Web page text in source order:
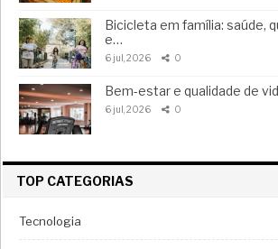
Bicicleta em família: saúde,
e…
6 jul, 2026 0
Bem-estar e qualidade de
6 jul, 2026 0
TOP CATEGORIAS
Tecnologia